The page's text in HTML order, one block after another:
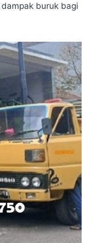
buruk bagi